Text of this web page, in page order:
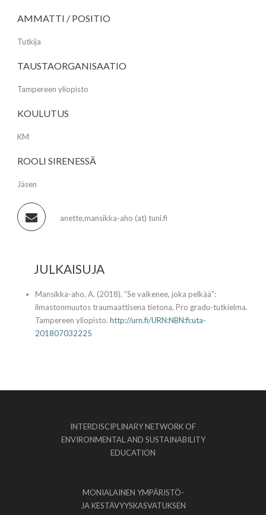
AMMATTI / POSITIO
Tutkija
TAUSTAORGANISAATIO
Tampereen yliopisto
KOULUTUS
KM
ROOLI SIRENESSÄ
Jäsen
anette.mansikka-aho (at) tuni.fi
JULKAISUJA
Mansikka-aho, A. (2018). ”Se vaikenee, joka pelkää”:
ilmastonmuutos traumaattisena tietona, Pro gradu-tutkielma.
Tampereen yliopisto. http://urn.fi/URN:NBN:fi:uta-
201807032225
INTERDISCIPLINARY NETWORK OF
ENVIRONMENTAL AND SUSTAINABILITY
EDUCATION
MONIALAINEN YMPÄRISTÖ-
JA KESTÄVYYSKASVATUKSEN